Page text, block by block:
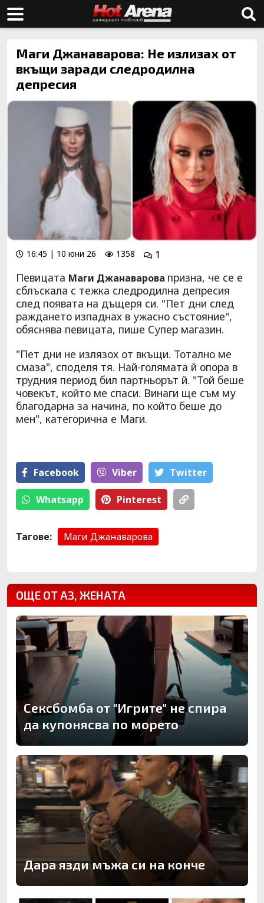
Маги Джанаварова: Не излизах от
вкъщи заради следродилна
депресия
16:45 | 10 юни 26 1358 1
Певицата Маги Джанаварова призна, че се е
сблъскала с тежка следродилна депресия
след появата на дъщеря си. "Пет дни след
раждането изпаднах в ужасно състояние",
обяснява певицата, пише Супер магазин.
"Пет дни не излязох от вкъщи. Тотално ме
смаза", споделя тя. Най-голямата й опора в
трудния период бил партньорът й. "Той беше
човекът, който ме спаси. Винаги ще съм му
благодарна за начина, по който беше до
мен", категорична е Маги.
Facebook Viber Тwitter
Whatsapp Pinterest
Тагове: Маги Джанаварова
ОЩЕ ОТ АЗ, ЖЕНАТА
Сексбомба от "Игрите" не спира
да купонясва по морето
Дара язди мъжа си на конче